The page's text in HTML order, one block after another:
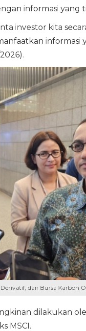
informasi yang
investor kita
informasi
dan Bursa Karbon
dilakukan
MSCI.